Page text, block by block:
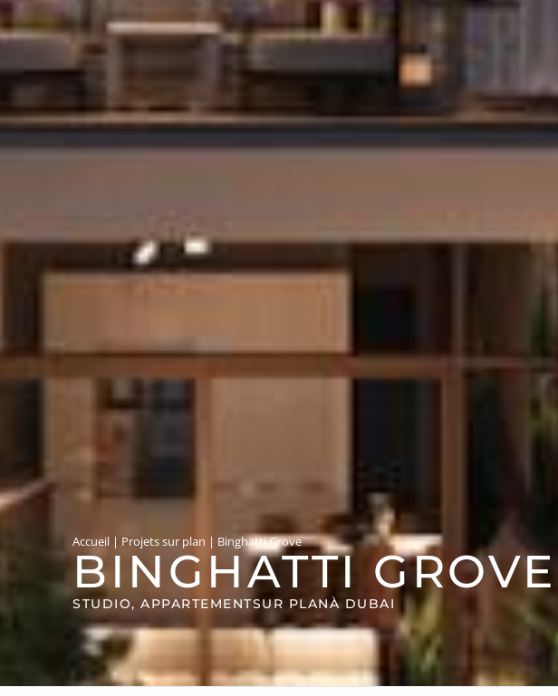
Accueil | Projets sur plan | Binghatti Grove
BINGHATTI GROVE
STUDIO, APPARTEMENTSUR PLANÀ DUBAI